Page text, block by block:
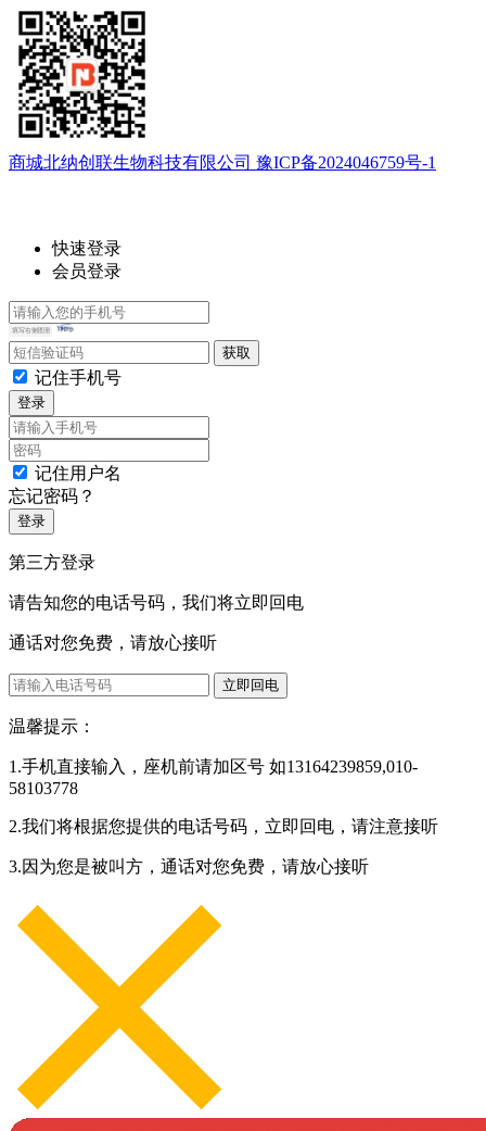
商城北纳创联生物科技有限公司 豫ICP备2024046759号-1
快速登录
会员登录
记住手机号
登录
记住用户名
忘记密码？
登录
第三方登录
请告知您的电话号码，我们将立即回电
通话对您免费，请放心接听
立即回电
温馨提示：
1.手机直接输入，座机前请加区号 如13164239859,010-
58103778
2.我们将根据您提供的电话号码，立即回电，请注意接听
3.因为您是被叫方，通话对您免费，请放心接听